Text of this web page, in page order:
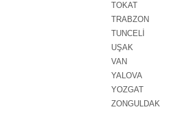
TOKAT
TRABZON
TUNCELİ
UŞAK
VAN
YALOVA
YOZGAT
ZONGULDAK